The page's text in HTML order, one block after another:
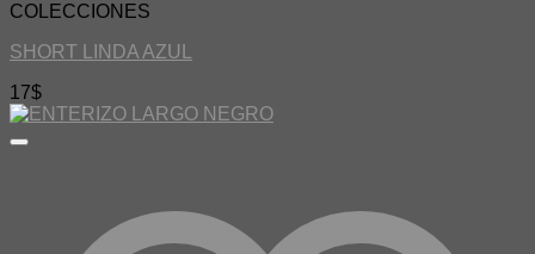
COLECCIONES
SHORT LINDA AZUL
17$